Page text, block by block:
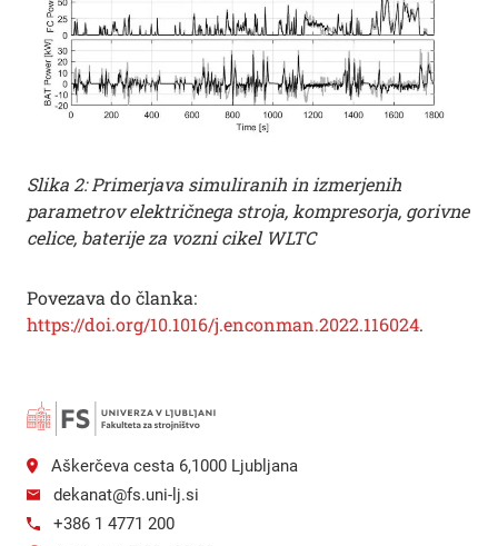
Slika 2: Primerjava simuliranih in izmerjenih
parametrov električnega stroja, kompresorja, gorivne
celice, baterije za vozni cikel WLTC
Povezava do članka:
https://doi.org/10.1016/j.enconman.2022.116024.
Aškerčeva cesta 6,1000 Ljubljana
dekanat@fs.uni-lj.si
+386 1 4771 200